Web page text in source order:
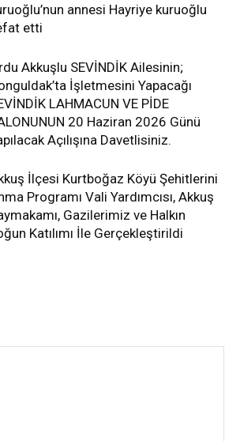
annesi Hayriye kuruoğlu
etti
Akkuşlu SEVİNDİK Ailesinin;
İşletmesini Yapacağı
LAHMACUN VE PİDE
20 Haziran 2026 Günü
Açılışına Davetlisiniz.
İlçesi Kurtboğaz Köyü Şehitlerini
Programı Vali Yardımcısı, Akkuş
Gazilerimiz ve Halkın
Katılımı İle Gerçekleştirildi